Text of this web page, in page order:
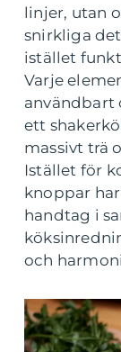
linjer, utan
snirkliga
istället
Varje
användbart
ett
massivt trä
Istället för
knoppar
handtag i
och